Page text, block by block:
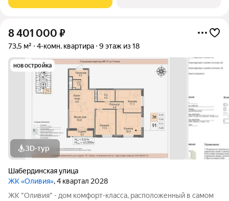
для взрослых и
8 401 000 ₽
73,5 м² 4-комн. квартира 9 этаж из 18
новостройка
3D-тур
Шабердинская улица
ЖК «Оливия», 4 квартал 2028
ЖК "Оливия" - дом комфорт-класса, расположенный в самом